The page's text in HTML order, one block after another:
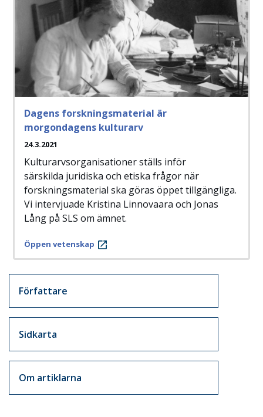
Dagens forskningsmaterial är
morgondagens kulturarv
24.3.2021
Kulturarvsorganisationer ställs inför
särskilda juridiska och etiska frågor när
forskningsmaterial ska göras öppet tillgängliga.
Vi intervjuade Kristina Linnovaara och Jonas
Lång på SLS om ämnet.
Öppen vetenskap
Författare
Sidkarta
Om artiklarna